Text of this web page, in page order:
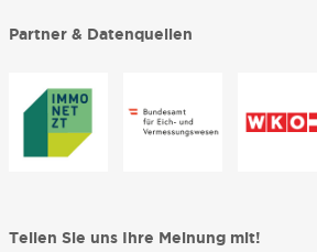
Partner & Datenquellen
Teilen Sie uns Ihre Meinung mit!